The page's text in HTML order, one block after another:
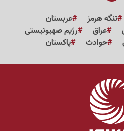
تنگه هرمز
عربستان
عراق
رژیم صهیونیستی
حوادث پاکستان